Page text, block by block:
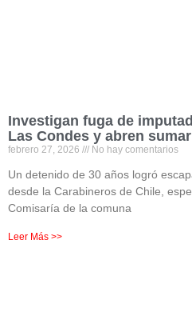
Investigan fuga de
Las Condes y abren
febrero 27, 2026 No hay comentarios
Un detenido de 30 años logró
desde la Carabineros de Chile,
Comisaría de la comuna
Leer Más >>